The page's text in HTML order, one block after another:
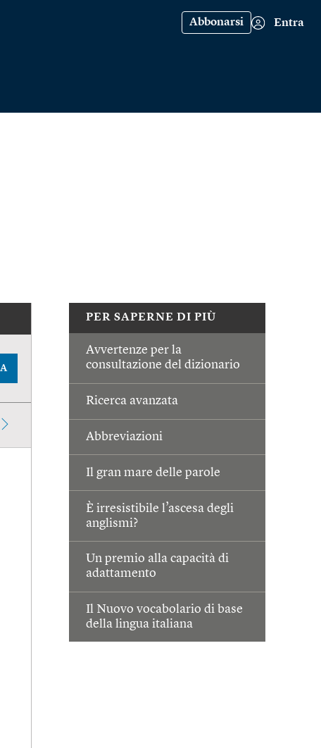
Abbonarsi Entra
PER SAPERNE DI PIÙ
Avvertenze per la
consultazione del dizionario
Ricerca avanzata
Abbreviazioni
Il gran mare delle parole
È irresistibile l’ascesa degli
anglismi?
Un premio alla capacità di
adattamento
Il Nuovo vocabolario di base
della lingua italiana